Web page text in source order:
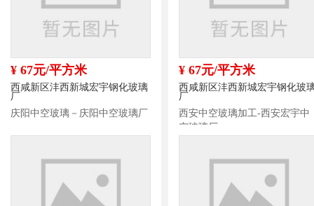
¥ 67元/平方米
西咸新区沣西新城宏宇钢化玻璃
厂
庆阳中空玻璃－庆阳中空玻璃厂
¥ 67元/平方米
西咸新区沣西新城宏宇钢化玻
厂
西安中空玻璃加工-西安宏宇中
空玻璃厂